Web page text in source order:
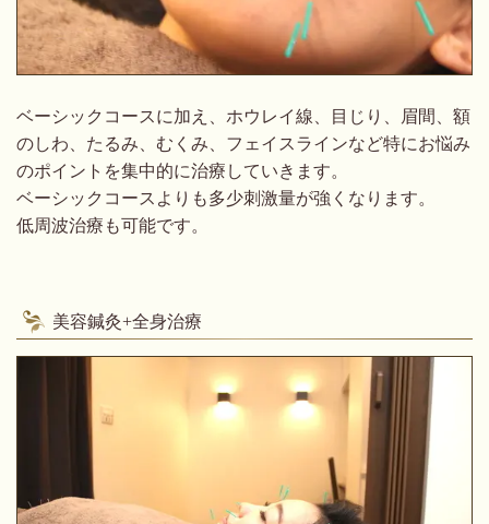
ベーシックコースに加え、ホウレイ線、目じり、眉間、額
のしわ、たるみ、むくみ、フェイスラインなど特にお悩み
のポイントを集中的に治療していきます。
ベーシックコースよりも多少刺激量が強くなります。
低周波治療も可能です。
美容鍼灸+全身治療